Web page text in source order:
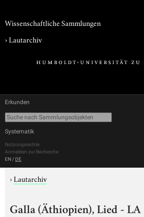
Wissenschaftliche Sammlungen
›Lautarchiv
Erkunden
Systematik
Nutzungsrechte
Anmelden zur Recherche
EN / DE
›Lautarchiv
Galla (Äthiopien), Lied - LA